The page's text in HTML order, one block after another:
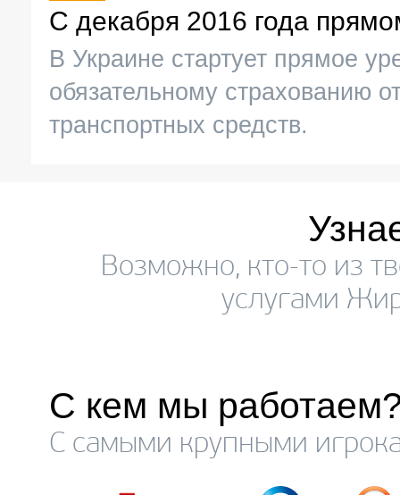
С декабря 2016 года
В Украине стартует прямое
обязательному страхованию
транспортных средств.
Возможно, кто-то из
услугами
С кем мы
С самыми крупными